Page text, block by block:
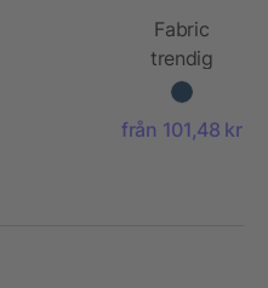
Fabric
trendig
högtalare
från 101,48 kr